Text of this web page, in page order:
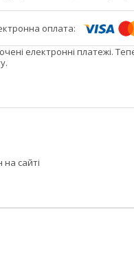
електронні платежі.
сайті